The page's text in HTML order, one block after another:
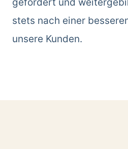
stets nach einer
unsere Kunden.